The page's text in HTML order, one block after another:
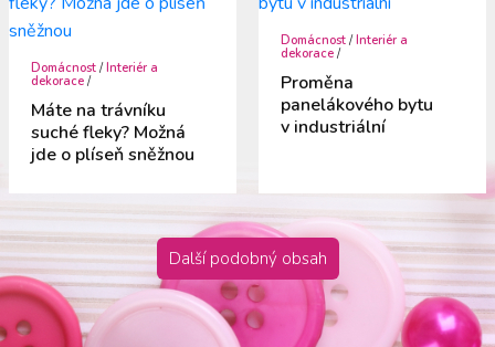
Domácnost /Interiér a
dekorace /
Máte na trávníku
suché fleky? Možná
jde o plíseň sněžnou
Domácnost /Interiér a
dekorace /
Proměna
panelákového bytu
v industriální
Další podobný obsah